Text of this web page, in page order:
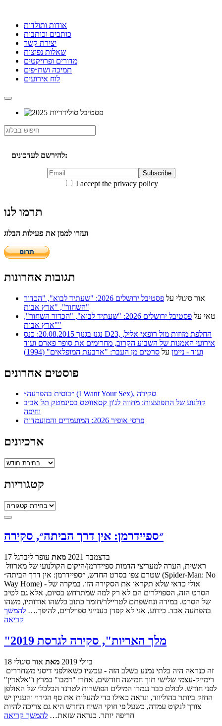
אודות ותולדות
כותבים וכותבות
יצירת קשר
שאלות נפוצות
מדורים ופרויקטים
תמיכה ושת״פים
לוח אירועים
להירשם לעדכונים:
I accept the privacy policy
תרמו לנו
ועזרו לממן את פעילות הבלוג
תגובות אחרונות
אור סיגולי על
פסטיבל ירושלים 2026: "שעתיד לבוא", "הכדור
השחור", "ארץ אבות"
טאי על
פסטיבל ירושלים 2026: "שעתיד לבוא", "הכדור השחור",
"ארץ אבות"
נגנז בגנזך 20.08.2015: כנס D23, החלפת מזוזות מול רופאי אליל,
אירועי האמנות של השבוע הקרוב, מחרימים את סופר פארם ועוד
ועוד - ניימן על סרטים מן העבר: "ארבעת המופלאים" (1994)
פוסטים אחרונים
״בוסית בהפרעה״ (I Want Your Sex), סקירה
קולנוע של התפוצצות: מחווה לג'ון קסאווטס בסינמטק תל אביב
וחיפה
פרסי אופיר 2026: המועמדים והמועמדות
ארכיונים
ארכיונים
קטגוריות
קטגוריות
״ספיידרמן: אין דרך הביתה״, סקירה
17 בדצמבר 2021 מאת עופר ליברגל
שטרם צפו בסרט החדש, ״ספיידרמן: אין דרך הביתה״ (Spider-Man: No
Way Home) - אולי כדאי שלא תקראו את הסקירה הזו. במקרה של
הסרט הזה, הספוילרים הם לא רק למה שמתרחש בסיום, אלא גם לטיב
של הסרט. במידה ונחשפתם לטריילר/חומר כתוב כלשהו אודותיו, משהו
בהפתעה אבד. כידוע, אני לא קפדן בענייני ספוילרים, להיפך.… להמשך
קריאה
"מלך האריות", סקירה לגרסת 2019
18 ביולי 2019 מאת אור סיגולי
רימייק-עצמי שלישי תוך חמישה חודשים, אחרי "דמבו" במרץ ו"אלאדין"
לפני חודש. לכולם כבר נגמרו המילים הפושרות לטרנד הכלכלי של האולפן
החזק ביותר בהוליווד, ונראה כאילו כדי להעלות את סף הגירוי והעניין יש
צורך לנקוט עמדה, כשעל פי חוקי השיח החדש היא גם צריכה להיות
חריפה יותר. כנראה שזאת… להמשך קריאה